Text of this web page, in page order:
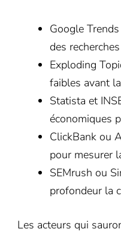
Google
des recherches
Exploding
faibles avant
Statista et
économiques
ClickBank ou
pour mesurer
SEMrush ou
profondeur la
Les acteurs qui